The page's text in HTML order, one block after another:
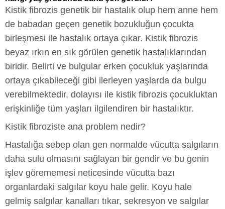
Kistik fibrozis genetik bir hastalık olup hem anne hem
de babadan geçen genetik bozukluğun çocukta
birleşmesi ile hastalık ortaya çıkar. Kistik fibrozis
beyaz ırkın en sık görülen genetik hastalıklarından
biridir. Belirti ve bulgular erken çocukluk yaşlarında
ortaya çıkabileceği gibi ilerleyen yaşlarda da bulgu
verebilmektedir, dolayısı ile kistik fibrozis çocukluktan
erişkinliğe tüm yaşları ilgilendiren bir hastalıktır.
Kistik fibroziste ana problem nedir?
Hastalığa sebep olan gen normalde vücutta salgıların
daha sulu olmasını sağlayan bir gendir ve bu genin
işlev görememesi neticesinde vücutta bazı
organlardaki salgılar koyu hale gelir. Koyu hale
gelmiş salgılar kanalları tıkar, sekresyon ve salgılar